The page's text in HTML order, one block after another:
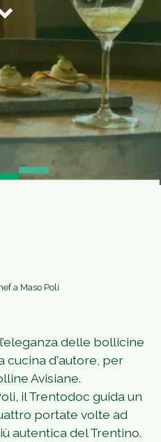
a Maso Poli
delle bollicine
cucina d'autore, per
Avisiane.
il Trentodoc guida un
portate volte ad
autentica del Trentino.